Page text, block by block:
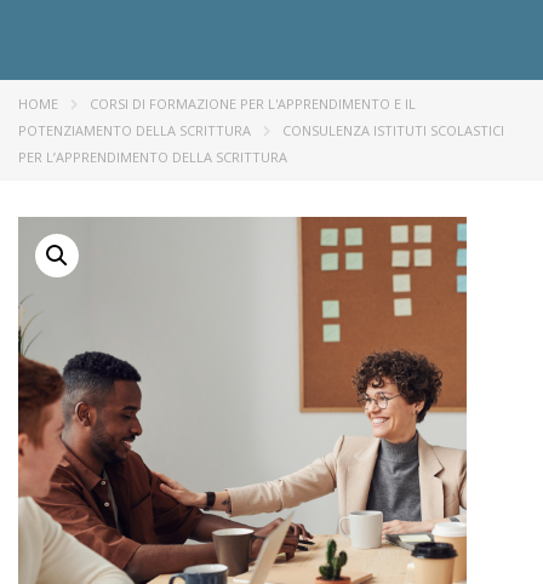
HOME
CORSI DI FORMAZIONE PER L'APPRENDIMENTO E IL
POTENZIAMENTO DELLA SCRITTURA
CONSULENZA ISTITUTI SCOLASTICI
PER L’APPRENDIMENTO DELLA SCRITTURA